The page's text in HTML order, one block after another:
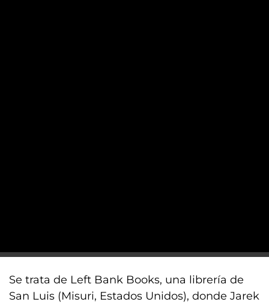
Se trata de Left Bank Books, una librería de
San Luis (Misuri, Estados Unidos), donde Jarek